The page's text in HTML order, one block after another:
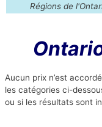
Régions de
Aucun prix n’est
les catégories ci-
ou si les résultats sont